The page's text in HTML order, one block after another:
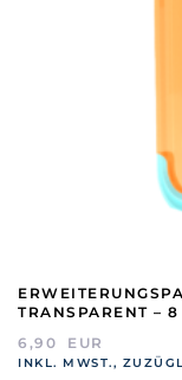
TRANSPARENT – 8
6,90
EUR
INKL. MWST.,